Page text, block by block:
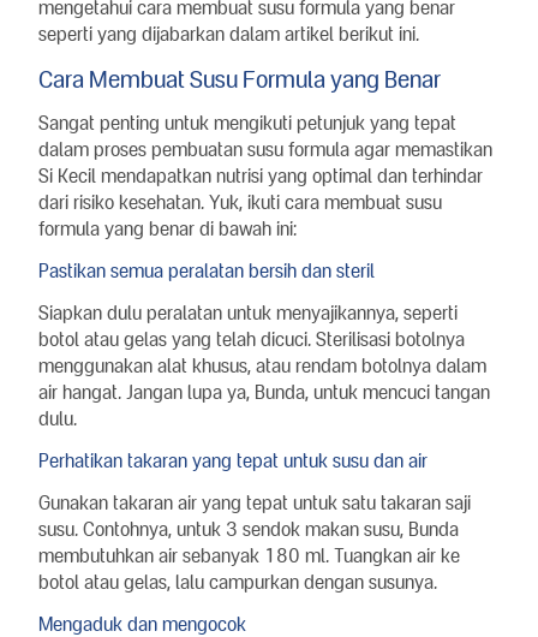
mengetahui cara membuat susu formula yang benar
seperti yang dijabarkan dalam artikel berikut ini.
Cara Membuat Susu Formula yang Benar
Sangat penting untuk mengikuti petunjuk yang tepat
dalam proses pembuatan susu formula agar memastikan
Si Kecil mendapatkan nutrisi yang optimal dan terhindar
dari risiko kesehatan. Yuk, ikuti cara membuat susu
formula yang benar di bawah ini:
Pastikan semua peralatan bersih dan steril
Siapkan dulu peralatan untuk menyajikannya, seperti
botol atau gelas yang telah dicuci. Sterilisasi botolnya
menggunakan alat khusus, atau rendam botolnya dalam
air hangat. Jangan lupa ya, Bunda, untuk mencuci tangan
dulu.
Perhatikan takaran yang tepat untuk susu dan air
Gunakan takaran air yang tepat untuk satu takaran saji
susu. Contohnya, untuk 3 sendok makan susu, Bunda
membutuhkan air sebanyak 180 ml. Tuangkan air ke
botol atau gelas, lalu campurkan dengan susunya.
Mengaduk dan mengocok